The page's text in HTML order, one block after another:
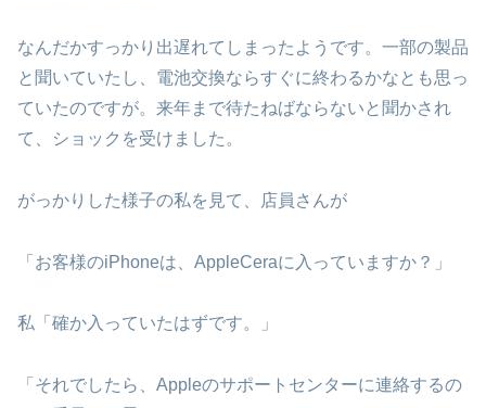
なんだかすっかり出遅れてしまったようです。一部の製品
と聞いていたし、電池交換ならすぐに終わるかなとも思っ
ていたのですが。来年まで待たねばならないと聞かされ
て、ショックを受けました。
がっかりした様子の私を見て、店員さんが
「お客様のiPhoneは、AppleCeraに入っていますか？」
私「確か入っていたはずです。」
「それでしたら、Appleのサポートセンターに連絡するの